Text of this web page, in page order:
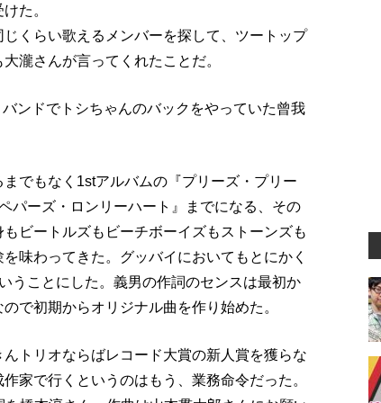
た。
くらい歌えるメンバーを探して、ツートップ
瀧さんが言ってくれたことだ。
ンドでトシちゃんのバックをやっていた曾我
でもなく1stアルバムの『プリーズ・プリー
パーズ・ロンリーハート』までになる、その
ビートルズもビーチボーイズもストーンズも
味わってきた。グッバイにおいてもとにかく
うことにした。義男の作詞のセンスは最初か
で初期からオリジナル曲を作り始めた。
トリオならばレコード大賞の新人賞を獲らな
家で行くというのはもう、業務命令だった。